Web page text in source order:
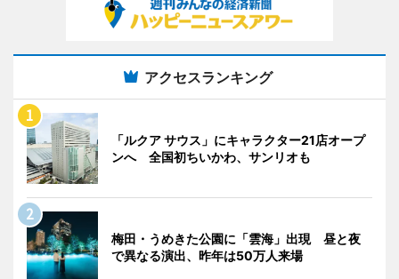
アクセスランキング
「ルクア サウス」にキャラクター21店オープ
ンへ 全国初ちいかわ、サンリオも
梅田・うめきた公園に「雲海」出現 昼と夜
で異なる演出、昨年は50万人来場